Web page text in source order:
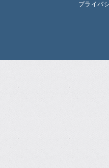
プライバ